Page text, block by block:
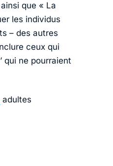
que « La
les individus
– des autres
ceux qui
qui ne pourraient
adultes